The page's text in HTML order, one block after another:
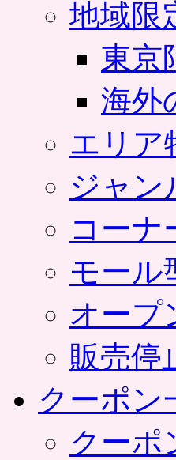
地域限
東京
海外
エリア
ジャン
コーナ
モール
オープ
販売停
クーポン
クーポ